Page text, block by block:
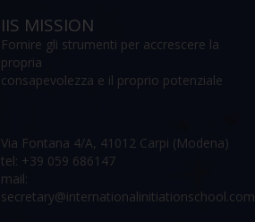
IIS MISSION
Fornire gli strumenti per accrescere la
propria
consapevolezza e il proprio potenziale
Via Fontana 4/A, 41012 Carpi (Modena)
tel: +39 059 686147
mail:
secretary@internationalinitiationschool.com